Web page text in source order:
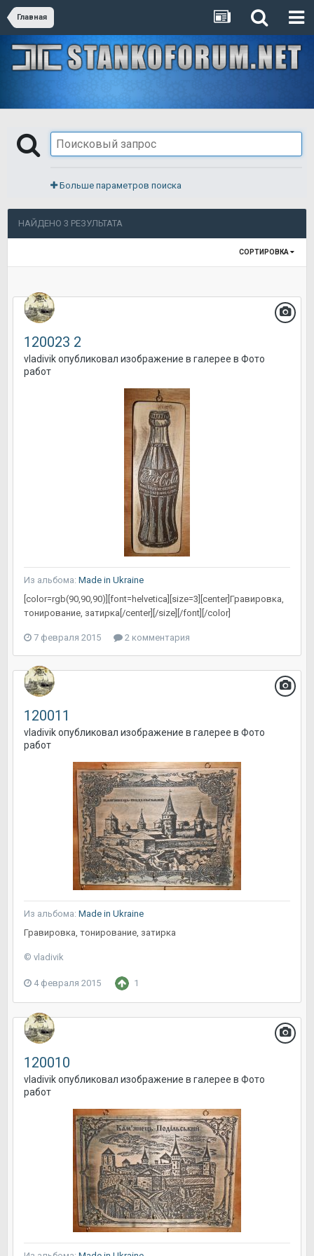
Главная
Больше параметров поиска
НАЙДЕНО 3 РЕЗУЛЬТАТА
СОРТИРОВКА
120023 2
vladivikопубликовал изображение в галерее в Фото
работ
Из альбома: Made in Ukraine
[color=rgb(90,90,90)][font=helvetica][size=3][center]Гравировка,
тонирование, затирка[/center][/size][/font][/color]
7 февраля 2015 2 комментария
120011
vladivikопубликовал изображение в галерее в Фото
работ
Из альбома: Made in Ukraine
Гравировка, тонирование, затирка
© vladivik
4 февраля 2015 1
120010
vladivikопубликовал изображение в галерее в Фото
работ